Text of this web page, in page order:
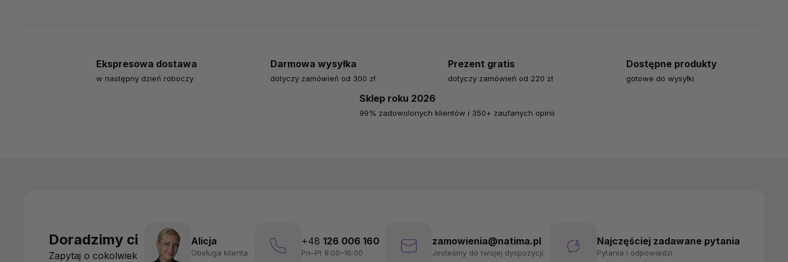
Ekspresowa dostawa
w następny dzień roboczy
Darmowa wysyłka
dotyczy zamówień od 300 zł
Prezent gratis
dotyczy zamówień od 220 zł
Dostępne produkty
gotowe do wysyłki
Sklep roku 2026
99% zadowolonych klientów i 350+ zaufanych opinii
Doradzimy ci
Zapytaj o cokolwiek
Alicja
Obsługa klienta
+48 126 006 160
Pn–Pt 8:00–16:00
zamowienia@natima.pl
Jesteśmy do twojej dyspozycji
Najczęściej zadawane pytania
Pytania i odpowiedzi